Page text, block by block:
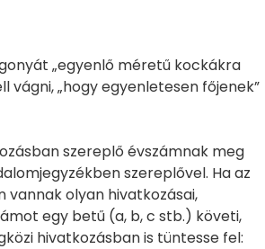
„egyenlő méretű kockákra
vágni, „hogy egyenletesen főjenek”
szereplő évszámnak meg
szereplővel. Ha az
vannak olyan hivatkozásai,
egy betű (a, b, c stb.) követi,
hivatkozásban is tüntesse fel: